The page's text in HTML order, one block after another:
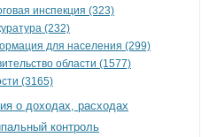
инспекция (323)
(232)
для населения (299)
области (1577)
(3165)
о доходах, расходах
контроль